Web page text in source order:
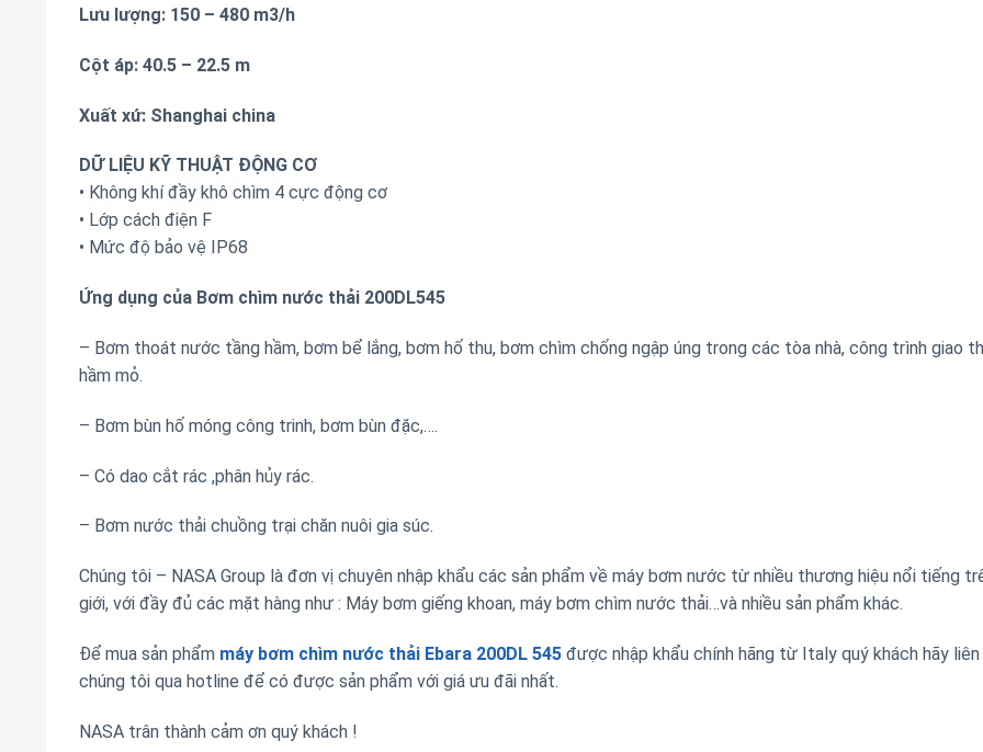
Lưu lượng: 150 – 480 m3/h
Cột áp: 40.5 – 22.5 m
Xuất xứ: Shanghai china
DỮ LIỆU KỸ THUẬT ĐỘNG CƠ
• Không khí đầy khô chìm 4 cực động cơ
• Lớp cách điện F
• Mức độ bảo vệ IP68
Ứng dụng của Bơm chìm nước thải 200DL545
– Bơm thoát nước tầng hầm, bơm bể lắng, bơm hố thu, bơm chìm chống ngập úng trong các tòa nhà, công trình giao
hầm mỏ.
– Bơm bùn hố móng công trinh, bơm bùn đặc,….
– Có dao cắt rác ,phân hủy rác.
– Bơm nước thải chuồng trại chăn nuôi gia súc.
Chúng tôi – NASA Group là đơn vị chuyên nhập khẩu các sản phẩm về máy bơm nước từ nhiều thương hiệu nổi tiếng
giới, với đầy đủ các mặt hàng như : Máy bơm giếng khoan, máy bơm chìm nước thải…và nhiều sản phẩm khác.
Để mua sản phẩm máy bơm chìm nước thải Ebara 200DL 545 được nhập khẩu chính hãng từ Italy quý khách hãy liên
chúng tôi qua hotline để có được sản phẩm với giá ưu đãi nhất.
NASA trân thành cảm ơn quý khách !